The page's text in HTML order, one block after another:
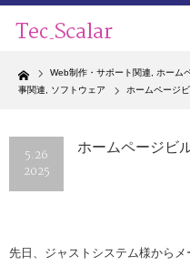
Home Web制作・サポート関連 ホーム
事関連
ソフトウェア ホームページ
5.26
2025
ホームページビ
先日、ジャストシステム様からメ